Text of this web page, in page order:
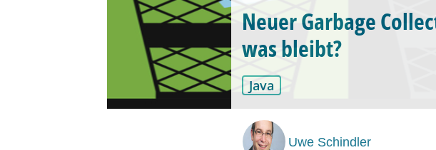
Neuer Garbage
was bleibt?
Java
Uwe Schindler